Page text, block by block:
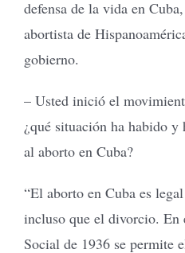
defensa de la vida en
abortista de
gobierno.
– Usted inició el
¿qué situación ha habido y
al aborto en Cuba?
“El aborto en Cuba es
incluso que el divorcio. En
Social de 1936 se permite